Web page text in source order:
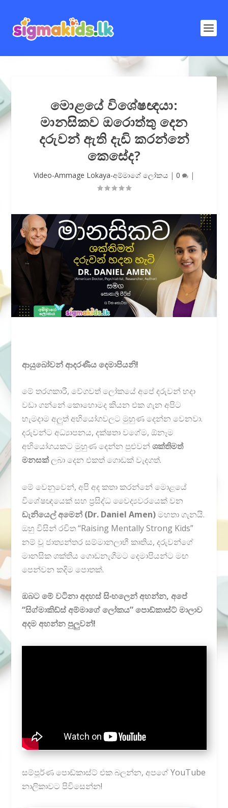
මොළයේ විශේෂඥයා:
මානසිකව ඔරොත්තු දෙන
දරුවන් ඇති දැඩි කරන්නේ
කෙසේද?
Video-Ammage Lokaya-අම්මාගේ ලෝකය | 0 |
ආයුබෝවන් ආදරණීය දෙමාපියනි!
මේ තරගකාරී, වේගවත් ලෝකයේ අපේ දරුවන් හදා
වඩා ගන්නේ කොහොමද කියන එක ගැන අපිට
හැමදාම අලුත් අභියෝගවලට මුහුණ දෙන්න වෙනවා.
දරුවන්ට අධ්‍යාපනය, දක්ෂතා වගේම, ඕනෑම
අභියෝගයකට මුහුණ දෙන්න පුළුවන්ශක්තිමත්
මනසක්ලබා දෙන එකත් ගොඩක් වැදගත්.
මේ වෙනුවෙන්, අපි අද කතා කරන්නේ මොළයේ
විශේෂඥයෙක් සහ ප්‍රසිද්ධ වෛද්‍යවරයෙක් වන
ඩැනියෙල් අමෙන් (Dr. Daniel Amen)මහතා ගැනයි.
ඔහු විසින් රචිත “Raising Mentally Strong Kids”
නම් වූ ජාත්‍යන්තර සම්මානලාභී කෘතිය, දරුවන්ගේ
මානසික ශක්තිය ගොඩනැගීමට දෙමාපියන්ට මඟ
පෙන්වන කදිම පොතක්.
ඔබට මේ වටිනා අදහස් සිංහලෙන් අහන්න, අපේ
“සිග්මාකිඩ්ස් අම්මාගේ ලෝකය” පොඩ්කාස්ට් මාලාව
අදම අහන්න පුලුවන්!
සම්පූර්ණ පොඩ්කාස්ට් එක බලන්න, අපගේ YouTube
නාලිකාවට පිවිසෙන්න!